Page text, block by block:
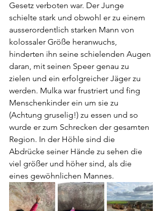
Gesetz verboten war. Der Junge
schielte stark und obwohl er zu einem
ausserordentlich starken Mann von
kolossaler Größe heranwuchs,
hinderten ihn seine schielenden Augen
daran, mit seinen Speer genau zu
zielen und ein erfolgreicher Jäger zu
werden. Mulka war frustriert und fing
Menschenkinder ein um sie zu
(Achtung gruselig!) zu essen und so
wurde er zum Schrecken der gesamten
Region. In der Höhle sind die
Abdrücke seiner Hände zu sehen die
viel größer und höher sind, als die
eines gewöhnlichen Mannes.